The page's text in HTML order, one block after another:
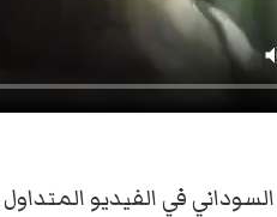
في الفيديو